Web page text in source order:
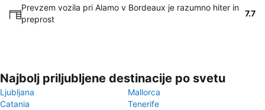
Prevzem vozila pri Alamo v Bordeaux je razumno hiter in
preprost
7.7
Najbolj priljubljene destinacije po svetu
Ljubljana
Mallorca
Catania
Tenerife